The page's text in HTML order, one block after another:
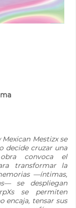
Mestizx se
decide cruzar una
convoca el
transformar la
—íntimas,
se despliegan
se permiten
encaja, tensar sus